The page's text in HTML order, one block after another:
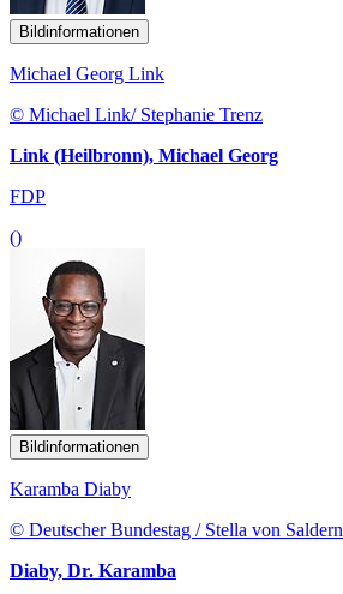
Bildinformationen
Michael Georg Link
© Michael Link/ Stephanie Trenz
Link (Heilbronn), Michael Georg
FDP
()
Bildinformationen
Karamba Diaby
© Deutscher Bundestag / Stella von Saldern
Diaby, Dr. Karamba